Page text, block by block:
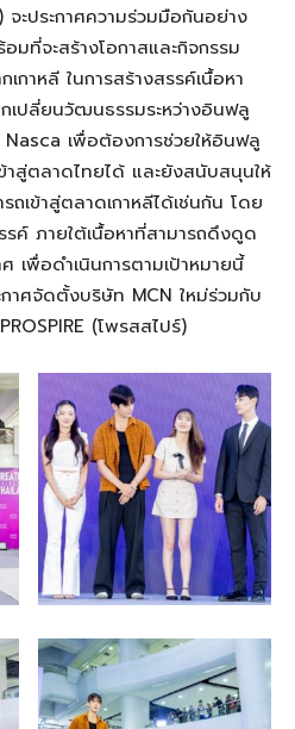
จะประกาศความร่วมมือกันอย่าง
อมที่จะสร้างโอกาสและกิจกรรม
เกาหลี ในการสร้างสรรค์เนื้อหา
เปลี่ยนวัฒนธรรมระหว่างอินฟลู
Nasca เพื่อต้องการช่วยให้อินฟลู
าสู่ตลาดไทยได้ และยังสนับสนุนให้
ถเข้าสู่ตลาดเกาหลีได้เช่นกัน โดย
รค์ ภายใต้เนื้อหาที่สามารถดึงดูด
เพื่อดำเนินการตามเป้าหมายนี้
กาศจัดตั้งบริษัท MCN ใหม่ร่วมกับ
PROSPIRE (โพรสสไปร์)